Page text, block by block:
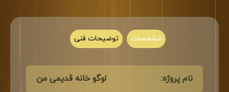
مشخصات توضیحات فنی
نام پروژه: لوگو خانه قدیمی من